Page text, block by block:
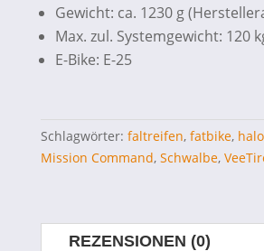
Gewicht: ca. 1230 g
Max. zul. Systemgewicht: 120
E-Bike: E-25
Schlagwörter: faltreifen, fatbike, halo
Mission Command, Schwalbe,
REZENSIONEN (0)